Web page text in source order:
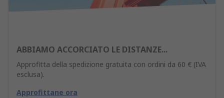
ABBIAMO ACCORCIATO LE DISTANZE...
Approfitta della spedizione gratuita con ordini da 60 € (IVA
esclusa).
Approfittane ora